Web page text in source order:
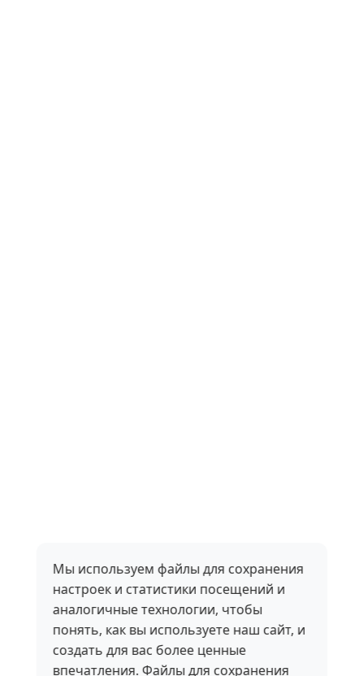
Мы используем файлы для сохранения
настроек и статистики посещений и
аналогичные технологии, чтобы
понять, как вы используете наш сайт, и
создать для вас более ценные
впечатления. Файлы для сохранения